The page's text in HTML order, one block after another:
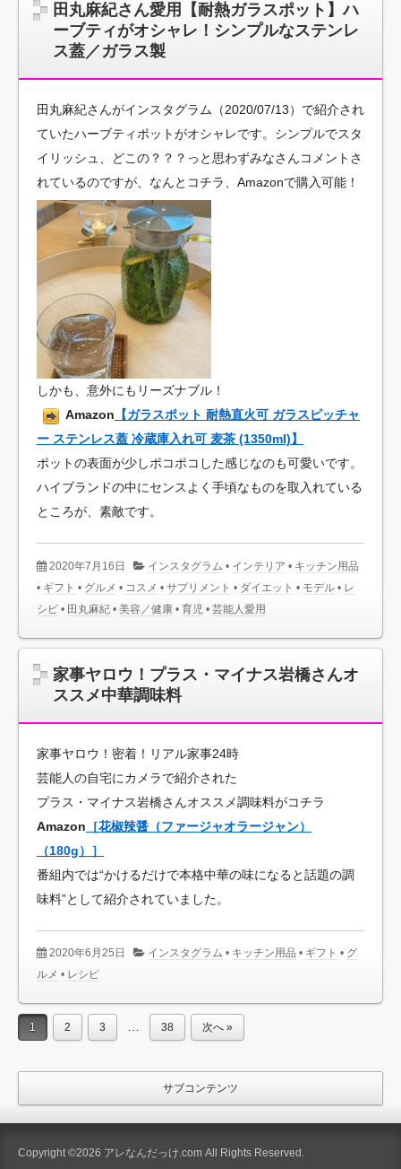
田丸麻紀さん愛用【耐熱ガラスポット】ハ
ーブティがオシャレ！シンプルなステンレ
ス蓋／ガラス製
田丸麻紀さんがインスタグラム（2020/07/13）で紹介され
ていたハーブティポットがオシャレです。シンプルでスタ
イリッシュ、どこの？？？っと思わずみなさんコメントさ
れているのですが、なんとコチラ、Amazonで購入可能！
しかも、意外にもリーズナブル！
Amazon 【ガラスポット 耐熱直火可 ガラスピッチャ
ー ステンレス蓋 冷蔵庫入れ可 麦茶 (1350ml)】
ポットの表面が少しポコポコした感じなのも可愛いです。
ハイブランドの中にセンスよく手頃なものを取入れている
ところが、素敵です。
2020年7月16日 インスタグラム • インテリア • キッチン用品
• ギフト • グルメ • コスメ • サプリメント • ダイエット • モデル • レ
シピ • 田丸麻紀 • 美容／健康 • 育児 • 芸能人愛用
家事ヤロウ！プラス・マイナス岩橋さんオ
ススメ中華調味料
家事ヤロウ！密着！リアル家事24時
芸能人の自宅にカメラで紹介された
プラス・マイナス岩橋さんオススメ調味料がコチラ
Amazon ［花椒辣醤（ファージャオラージャン）
（180g）］
番組内では“かけるだけで本格中華の味になると話題の調
味料”として紹介されていました。
2020年6月25日 インスタグラム • キッチン用品 • ギフト • グ
ルメ • レシピ
1 2 3 38 次へ »
サブコンテンツ
Copyright ©2026 アレなんだっけ.com All Rights Reserved.